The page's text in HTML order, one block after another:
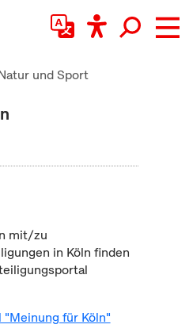
und Sport
mit/zu
in Köln finden
für Köln"